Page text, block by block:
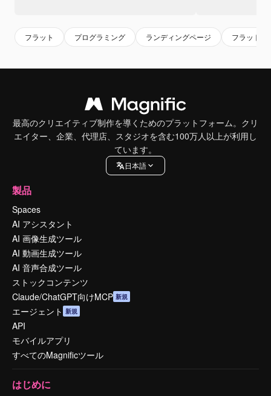
フラット プログラミング ランディングページ フラットデ
最高のクリエイティブ制作を導くためのプラットフォーム。クリ
エイター、企業、代理店、スタジオを含む100万人以上が利用し
ています。
日本語
製品
Spaces
AI アシスタント
AI 画像生成ツール
AI 動画生成ツール
AI 音声合成ツール
ストックコンテンツ
Claude/ChatGPT向けMCP 新規
エージェント 新規
API
モバイルアプリ
すべてのMagnificツール
はじめに